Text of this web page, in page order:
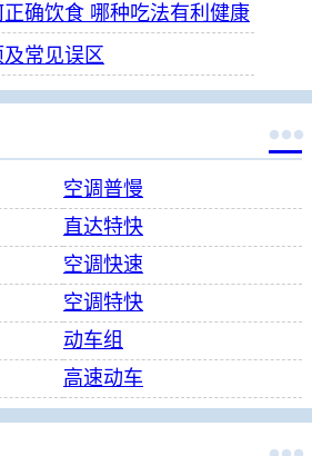
确饮食 哪种吃法有利健康
常见误区

空调普慢
直达特快
空调快速
空调特快
动车组
高速动车